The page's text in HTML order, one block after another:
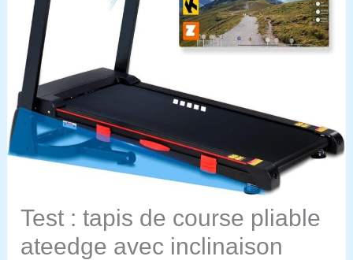
Test : tapis de course pliable
ateedge avec inclinaison